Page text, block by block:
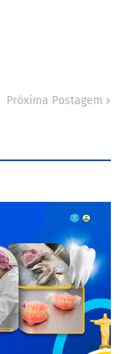
Próxima Postagem